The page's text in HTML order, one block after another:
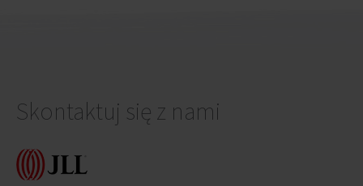
Skontaktuj się z nami